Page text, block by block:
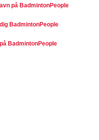
på BadmintonPeople
BadmintonPeople
BadmintonPeople